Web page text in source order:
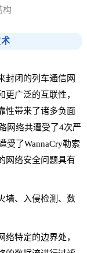
构
封闭的列车通信网
广泛的互联性，
性带来了诸多负面
网络共遭受了4次严
受了WannaCry勒索
网络安全问题具有
墙、入侵检测、数
特定的边界处，